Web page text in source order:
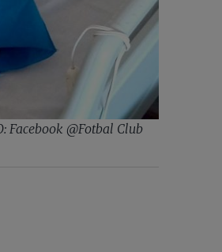
Facebook @Fotbal Club